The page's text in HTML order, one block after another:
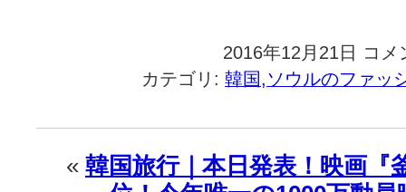
2016年12月21日
韓
旅
｜
は
コメ
カテゴリ: 韓国,ソウルのファッ
« 韓国旅行｜本日発表！映画『